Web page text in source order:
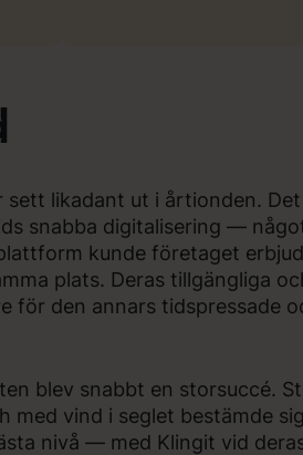
likadant ut i årtionden.
snabba digitalisering —
kunde företaget
plats. Deras tillgängliga
för den annars tidspressade
blev snabbt en storsuccé.
med vind i seglet bestämde
nivå — med Klingit vid